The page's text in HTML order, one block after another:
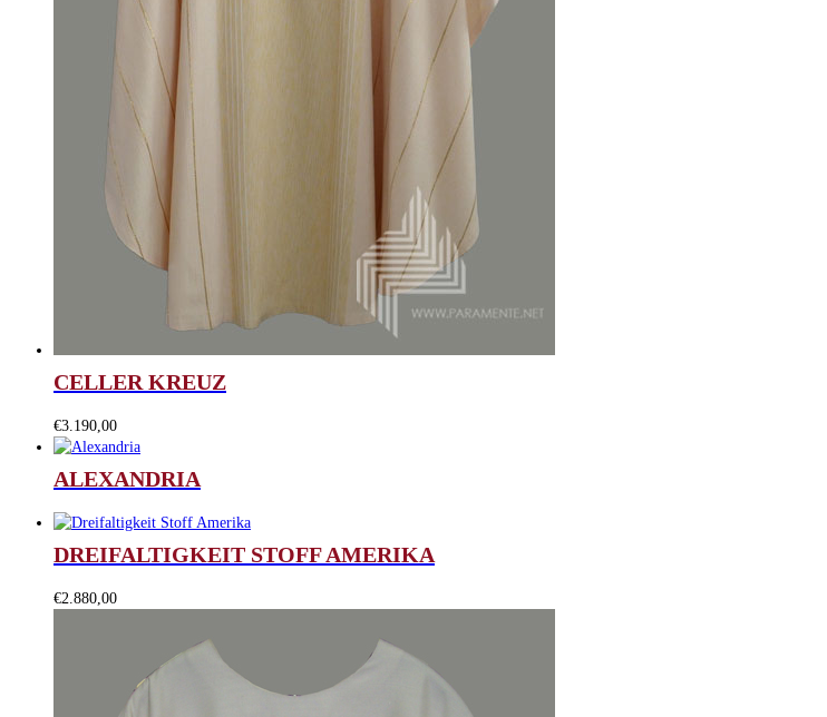
CELLER KREUZ
€3.190,00
ALEXANDRIA
DREIFALTIGKEIT STOFF AMERIKA
€2.880,00